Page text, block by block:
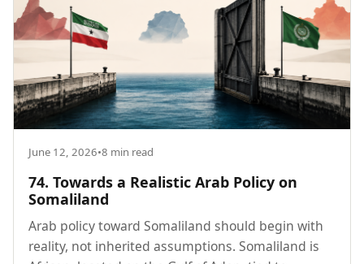
June 12, 2026•8 min read
74. Towards a Realistic Arab Policy on
Somaliland
Arab policy toward Somaliland should begin with
reality, not inherited assumptions. Somaliland is